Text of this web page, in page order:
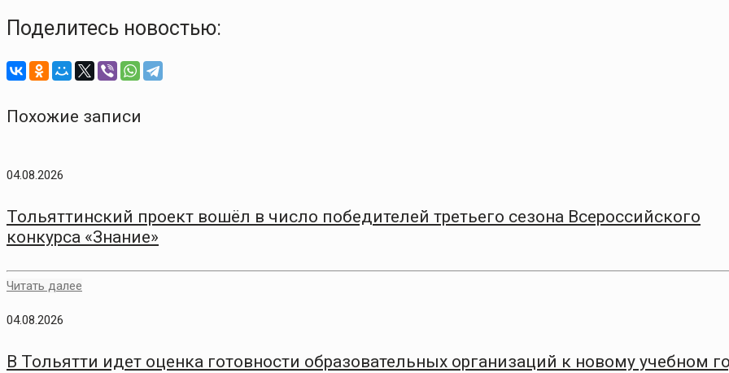
Поделитесь новостью:
Похожие записи
04.08.2026
Тольяттинский проект вошёл в число победителей третьего сезона Всероссийского
конкурса «Знание»
Читать далее
04.08.2026
В Тольятти идет оценка готовности образовательных организаций к новому учебном